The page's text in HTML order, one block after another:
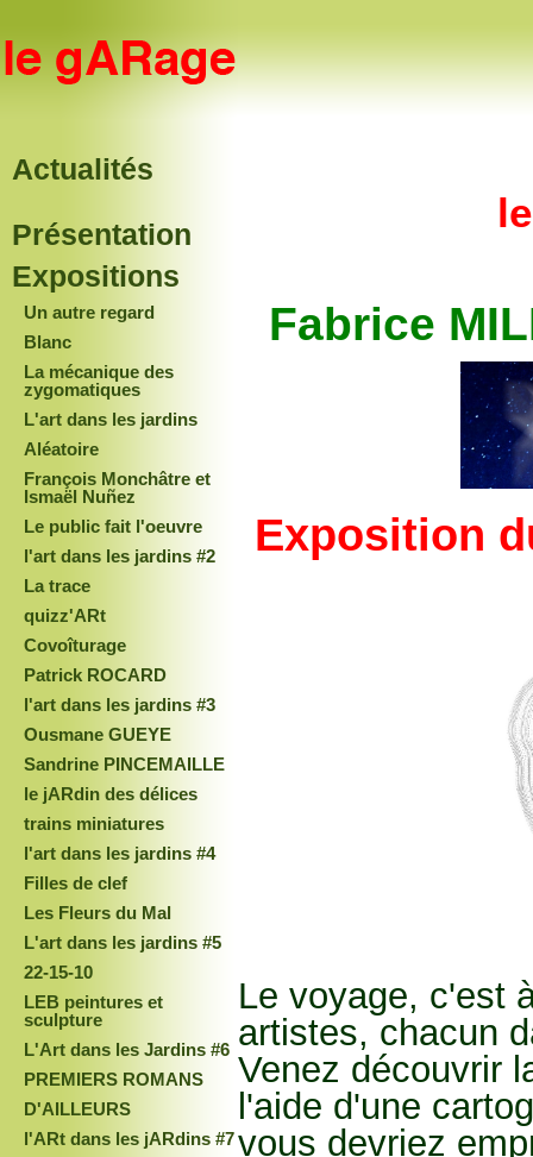
Actualités
Présentation
Expositions
Un autre regard
Blanc
La mécanique des
zygomatiques
L'art dans les jardins
Aléatoire
François Monchâtre et
Ismaël Nuñez
Le public fait l'oeuvre
l'art dans les jardins #2
La trace
quizz'ARt
Covoîturage
Patrick ROCARD
l'art dans les jardins #3
Ousmane GUEYE
Sandrine PINCEMAILLE
le jARdin des délices
trains miniatures
l'art dans les jardins #4
Filles de clef
Les Fleurs du Mal
L'art dans les jardins #5
22-15-10
LEB peintures et
sculpture
L'Art dans les Jardins #6
PREMIERS ROMANS
D'AILLEURS
l'ARt dans les jARdins #7
Fabrice
Exposition
Le voyage, c'est
artistes, chacun
Venez découvrir
l'aide d'une
vous devriez